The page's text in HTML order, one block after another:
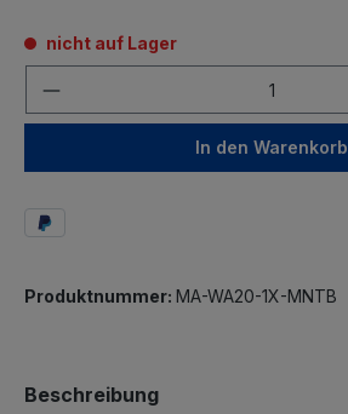
nicht auf Lager
In den Warenkorb
Produktnummer: MA-WA20-1X-MNTB
Beschreibung